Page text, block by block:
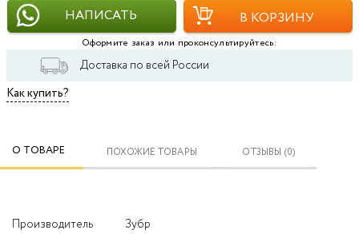
НАПИСАТЬ В КОРЗИНУ
Оформите заказ или проконсультируйтесь:
Доставка по всей России
Как купить?
О ТОВАРЕ ПОХОЖИЕ ТОВАРЫ ОТЗЫВЫ (0)
Производитель
Зубр